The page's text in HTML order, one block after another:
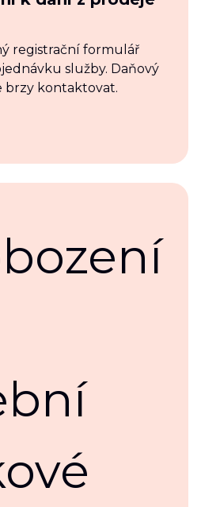
registrační formulář
služby. Daňový
brzy kontaktovat.